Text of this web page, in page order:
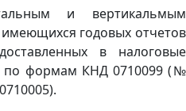
и вертикальмым
годовых отчетов
в налоговые
по формам КНД 0710099 (№